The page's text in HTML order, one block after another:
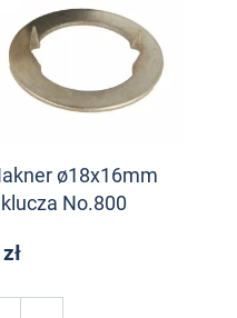
ø18x16mm
No.800